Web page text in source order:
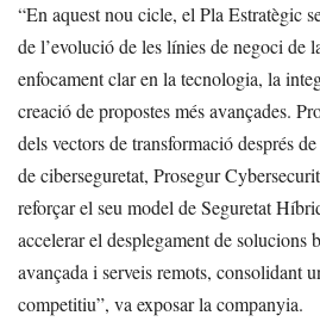
“En aquest nou cicle, el Pla Estratègic
de l’evolució de les línies de negoci de
enfocament clar en la tecnologia, la
creació de propostes més avançades.
dels vectors de transformació després
de ciberseguretat, Prosegur
reforçar el seu model de Seguretat
accelerar el desplegament de solucions
avançada i serveis remots, consolidant
competitiu”, va exposar la companyia.